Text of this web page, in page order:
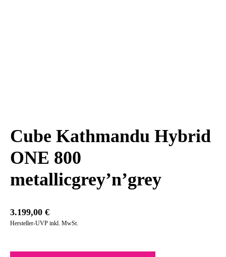
Cube Kathmandu Hybrid
ONE 800
metallicgrey’n’grey
3.199,00 €
Hersteller-UVP inkl. MwSt.